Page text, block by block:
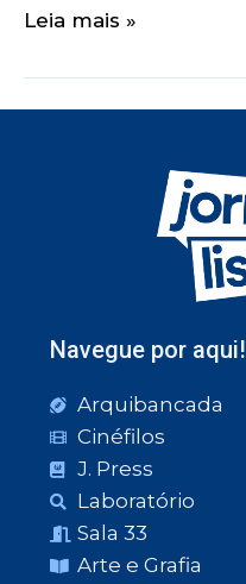
Leia mais »
Navegue por aqui!
Arquibancada
Cinéfilos
J. Press
Laboratório
Sala 33
Arte e Grafia